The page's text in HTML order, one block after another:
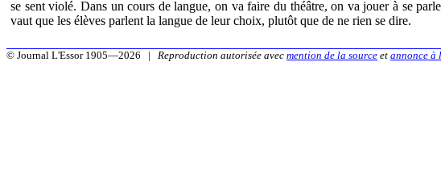
se sent violé. Dans un cours de langue, on va faire du théâtre, on va jouer à se
vaut que les élèves parlent la langue de leur choix, plutôt que de ne rien se dire.
© Journal L'Essor 1905—2026 | Reproduction autorisée avec mention de la source et annonce à